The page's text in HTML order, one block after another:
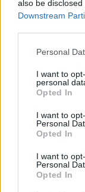
also be
Downstream
Please note that
not limited to
grant or deny
use your data
consent section.
Personal
I want to
personal
Opted In
I want to
Personal
Opted In
I want to
Personal
Opted In